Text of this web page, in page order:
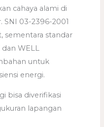
cahaya alami di
03-2396-2001
sementara standar
WELL
untuk
energi.
bisa diverifikasi
lapangan